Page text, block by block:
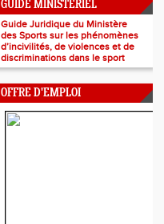
GUIDE MINISTÉRIEL
Guide Juridique du Ministère
des Sports sur les phénomènes
d’incivilités, de violences et de
discriminations dans le sport
OFFRE D'EMPLOI